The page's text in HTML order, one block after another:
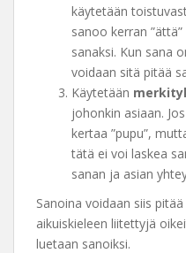
käytetään
sanoo kerran
sanaksi. Kun sana
voidaan sitä pitää
Käytetään
johonkin asiaan.
kertaa ”pupu”,
tätä ei voi laskea
sanan ja asian
Sanoina voidaan siis
aikuiskieleen liitettyjä
luetaan sanoiksi.